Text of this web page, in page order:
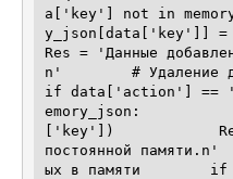
a['key'] not in
y_json[data['key']]
Res = 'Данные
n'        # Удаление
if data['action'] ==
emory_json:
['key'])            Res
постоянной
ых в памяти